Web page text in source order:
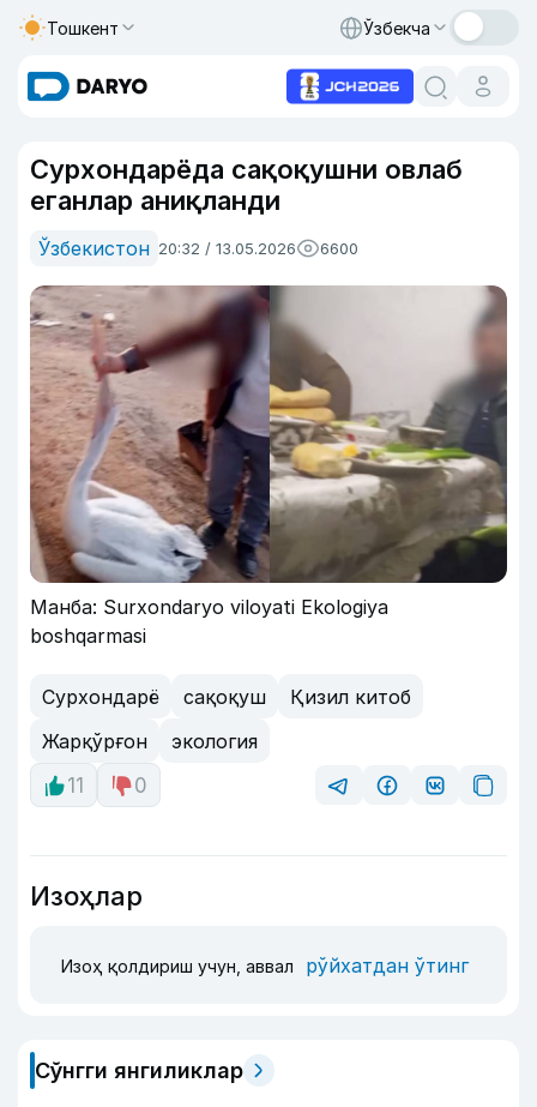
Тошкент Ўзбекча
Сурхондарёда сақоқушни овлаб
еганлар аниқланди
Ўзбекистон 20:32 / 13.05.2026 6600
Манба: Surxondaryo viloyati Ekologiya
boshqarmasi
Сурхондарё сақоқуш
Қизил китоб
Жарқўрғон
экология
11
0
Изоҳлар
Изоҳ қолдириш учун, аввал рўйхатдан ўтинг
Сўнгги янгиликлар